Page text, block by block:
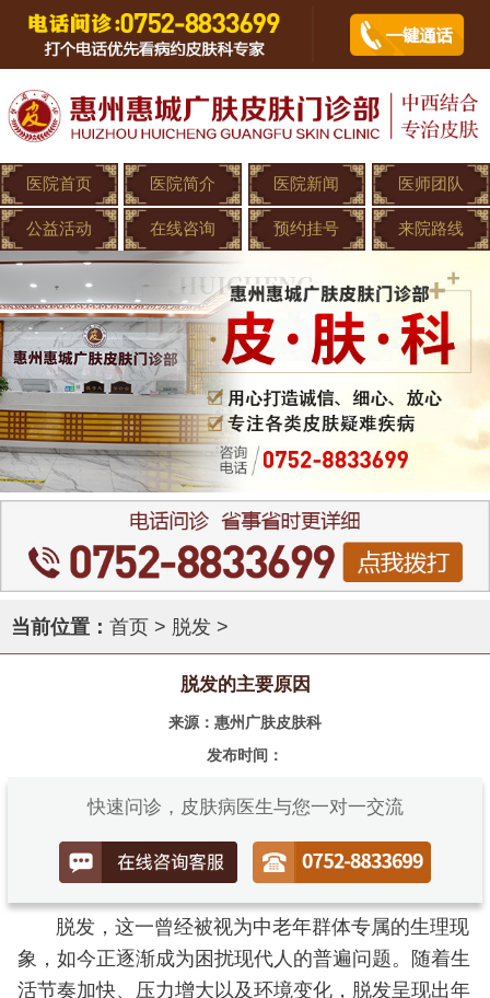
医院首页 医院简介 医院新闻 医师团队
公益活动 在线咨询 预约挂号 来院路线
当前位置： 首页> 脱发>
脱发的主要原因
来源：惠州广肤皮肤科
发布时间：
快速问诊，皮肤病医生与您一对一交流
脱发，这一曾经被视为中老年群体专属的生理现
象，如今正逐渐成为困扰现代人的普遍问题。随着生
活节奏加快、压力增大以及环境变化，脱发呈现出年